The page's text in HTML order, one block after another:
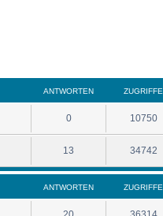
ANTWORTEN ZUGRIFFE
0 10750
13 34742
ANTWORTEN ZUGRIFFE